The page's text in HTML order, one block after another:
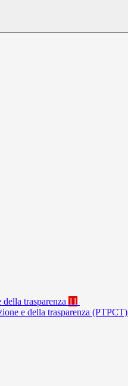
trasparenza 11
e della trasparenza (PTPCT)